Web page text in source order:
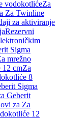
vodokotlićeZa
Za Twinline
za aktiviranje
Rezervni
Sigma
mrežno
12 cmZa
8
Sigma
Geberit
za Za
12